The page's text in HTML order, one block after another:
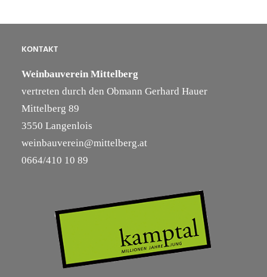
KONTAKT
Weinbauverein Mittelberg
vertreten durch den Obmann Gerhard Hauer
Mittelberg 89
3550 Langenlois
weinbauverein@mittelberg.at
0664/410 10 89